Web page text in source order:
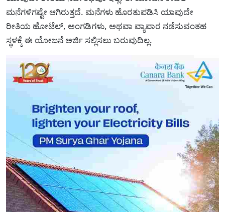
ಮನೆಗಳಿಗಷ್ಟೇ ಆಗಿರುತ್ತದೆ. ಮನೆಗಳು ಹೊರತುಪಡಿಸಿ ಯಾವುದೇ
ರೀತಿಯ ಹೋಟೆಲ್, ಅಂಗಡಿಗಳು, ಅಥವಾ ವ್ಯಾಪಾರ ನಡೆಸುವಂತಹ
ಸ್ಥಳಕ್ಕೆ ಈ ಯೋಜನೆ ಅರ್ಜಿ ಸಲ್ಲಿಸಲು ಬರುವುದಿಲ್ಲ.